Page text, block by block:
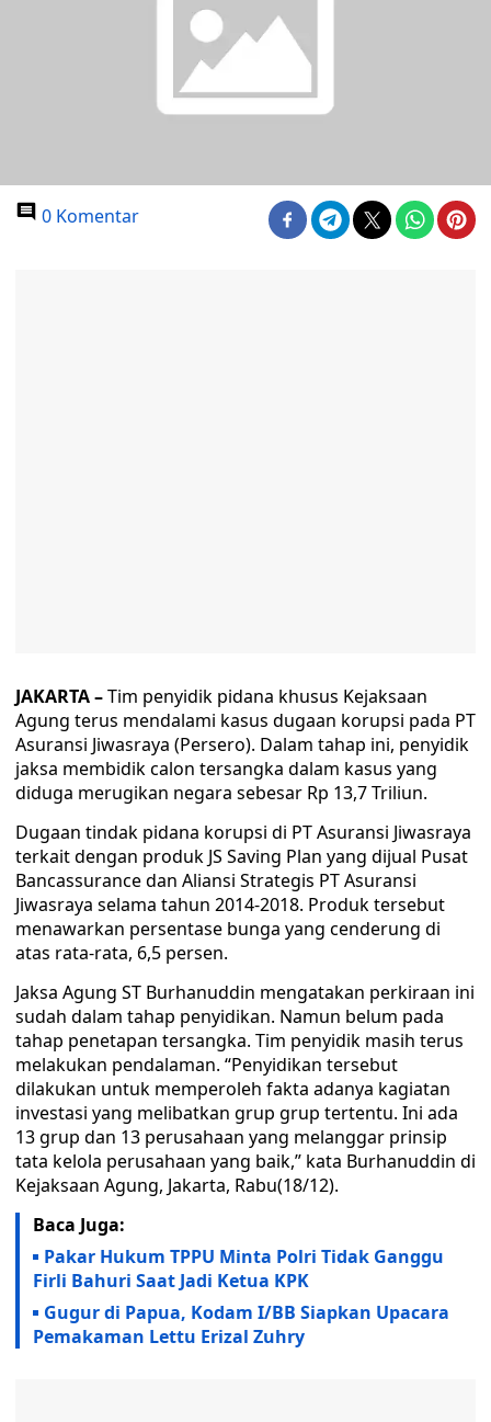
0 Komentar
JAKARTA –Tim penyidik pidana khusus Kejaksaan
Agung terus mendalami kasus dugaan korupsi pada PT
Asuransi Jiwasraya (Persero). Dalam tahap ini, penyidik
jaksa membidik calon tersangka dalam kasus yang
diduga merugikan negara sebesar Rp 13,7 Triliun.
Dugaan tindak pidana korupsi di PT Asuransi Jiwasraya
terkait dengan produk JS Saving Plan yang dijual Pusat
Bancassurance dan Aliansi Strategis PT Asuransi
Jiwasraya selama tahun 2014-2018. Produk tersebut
menawarkan persentase bunga yang cenderung di
atas rata-rata, 6,5 persen.
Jaksa Agung ST Burhanuddin mengatakan perkiraan ini
sudah dalam tahap penyidikan. Namun belum pada
tahap penetapan tersangka. Tim penyidik masih terus
melakukan pendalaman. “Penyidikan tersebut
dilakukan untuk memperoleh fakta adanya kagiatan
investasi yang melibatkan grup grup tertentu. Ini ada
13 grup dan 13 perusahaan yang melanggar prinsip
tata kelola perusahaan yang baik,” kata Burhanuddin di
Kejaksaan Agung, Jakarta, Rabu(18/12).
Baca Juga:
Pakar Hukum TPPU Minta Polri Tidak Ganggu
Firli Bahuri Saat Jadi Ketua KPK
Gugur di Papua, Kodam I/BB Siapkan Upacara
Pemakaman Lettu Erizal Zuhry